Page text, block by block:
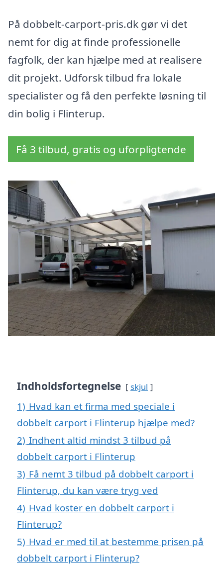
På dobbelt-carport-pris.dk gør vi det
nemt for dig at finde professionelle
fagfolk, der kan hjælpe med at realisere
dit projekt. Udforsk tilbud fra lokale
specialister og få den perfekte løsning til
din bolig i Flinterup.
Få 3 tilbud, gratis og uforpligtende
Indholdsfortegnelse skjul
1) Hvad kan et firma med speciale i
dobbelt carport i Flinterup hjælpe med?
2) Indhent altid mindst 3 tilbud på
dobbelt carport i Flinterup
3) Få nemt 3 tilbud på dobbelt carport i
Flinterup, du kan være tryg ved
4) Hvad koster en dobbelt carport i
Flinterup?
5) Hvad er med til at bestemme prisen på
dobbelt carport i Flinterup?